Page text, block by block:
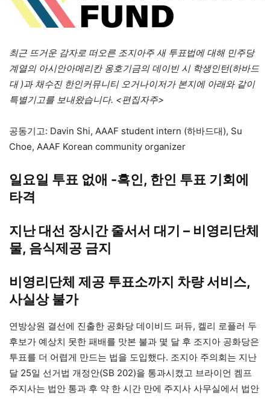
최근 뜨거운 감자로 떠오른 조지아주 새 투표법에 대해 민주당
계열의 아시안아메리칸 옹호기금의 데이빈 시 학생인턴(하바드
대 )과 채수진 한인커뮤니티 오거나이저가 본지에 아래와 같이
특별기고를 보내왔습니다. <편집자주>
공동기고: Davin Shi, AAAF student intern (하바드대), Su
Choe, AAAF Korean community organizer
일요일 투표 없애 -흑인, 한인 투표 기회에
타격
지난 대선 장시간 줄서서 대기 – 비영리단체
물, 음식제공 금지
비영리단체 제공 투표소까지 차량 서비스,
사실상 불가
연방상원 결선에 진출한 공화당 데이비드 퍼듀, 켈리 로플러 두
후보가 예상치 못한 패배를 맛본 불과 몇 달 후 조지아 공화당은
투표를 더 어렵게 만드는 법을 도입했다. 조지아 주의회는 지난
달 25일 선거법 개정안(SB 202)을 통과시켰고 브라이언 켐프
주지사는 법안 통과 후 약 한 시간 만에 주지사 사무실에서 법안